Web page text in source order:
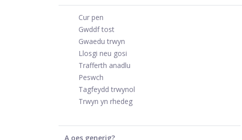
Cur pen
Gwddf tost
Gwaedu trwyn
Llosgi neu gosi
Trafferth anadlu
Peswch
Tagfeydd trwynol
Trwyn yn rhedeg
A oes generig?